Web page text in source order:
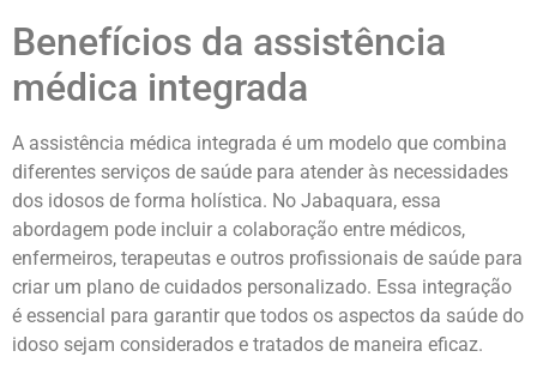
Benefícios da assistência
médica integrada
A assistência médica integrada é um modelo que combina
diferentes serviços de saúde para atender às necessidades
dos idosos de forma holística. No Jabaquara, essa
abordagem pode incluir a colaboração entre médicos,
enfermeiros, terapeutas e outros profissionais de saúde para
criar um plano de cuidados personalizado. Essa integração
é essencial para garantir que todos os aspectos da saúde do
idoso sejam considerados e tratados de maneira eficaz.